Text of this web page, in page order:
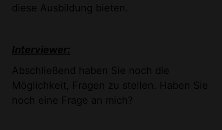
diese Ausbildung bieten.
Interviewer:
Abschließend haben Sie noch die
Möglichkeit, Fragen zu stellen. Haben Sie
noch eine Frage an mich?